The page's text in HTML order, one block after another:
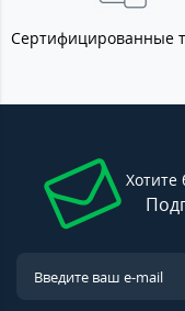
Сертифицированные
Хотите